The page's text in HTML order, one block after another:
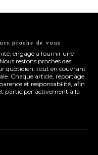
proche de vous
engagé à fournir une
restons proches des
quotidien, tout en couvrant
Chaque article, reportage
et responsabilité, afin
participer activement à la